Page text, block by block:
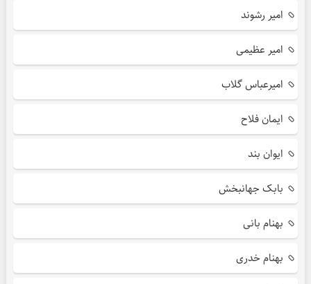
امیر رشوند
امیر عظیمی
امیرعباس گلاب
ایمان فلاح
ایوان بند
بابک جهانبخش
بهنام بانی
بهنام خدری